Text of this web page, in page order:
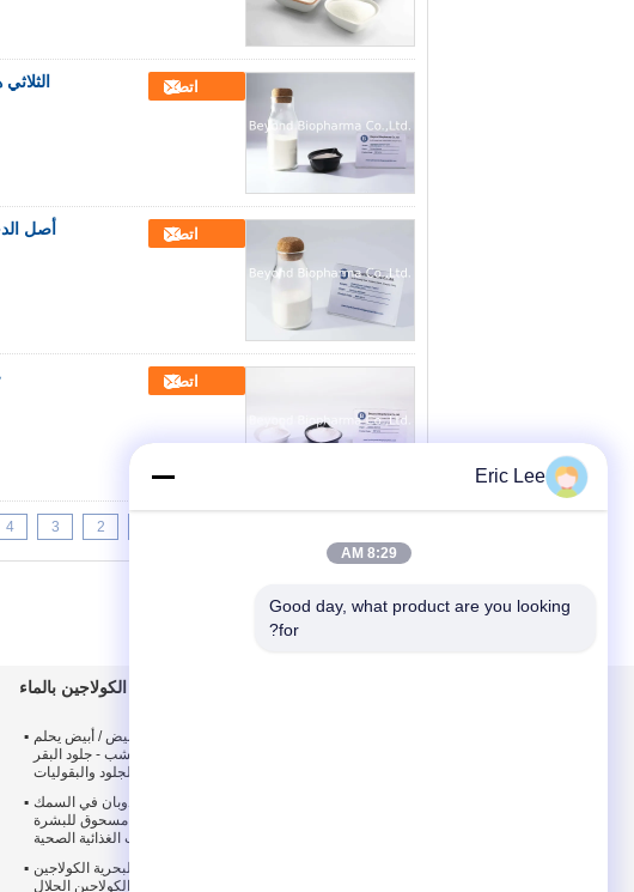
اتصل
اتصل
اتصل
2
3
4
مسحوق الكولاجين بالماء
من مسحوق أبيض / أبيض يحلم
الكولاجين من العشب - جلود البقر
والجلود والبقوليات
الفورية للذوبان في السمك
الكولاجين مسحوق للبشرة
المكملات الغذائية الصحية
تحليلي الأسماك البحرية الكولاجين
نوع 1 ، مسحوق الكولاجين الحلال
Eric Lee
8:29 AM
Good day, what product are you looking
for?